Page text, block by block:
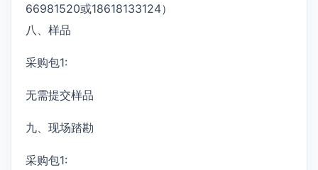
66981520或18618133124）
八、样品
采购包1:
无需提交样品
九、现场踏勘
采购包1: